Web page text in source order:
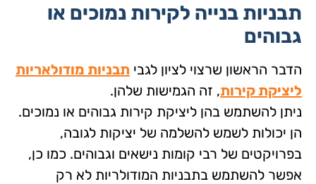
תבניות בנייה לקירות נמוכים או
גבוהים
הדבר הראשון שרצוי לציון לגביתבניות מודולאריות
ליציקת קירות, זה הגמישות שלהן.
ניתן להשתמש בהן ליציקת קירות גבוהים או נמוכים.
הן יכולות לשמש להשלמה של יציקות לגובה,
בפרויקטים של רבי קומות נישאים וגבוהים. כמו כן,
אפשר להשתמש בתבניות המודולריות לא רק